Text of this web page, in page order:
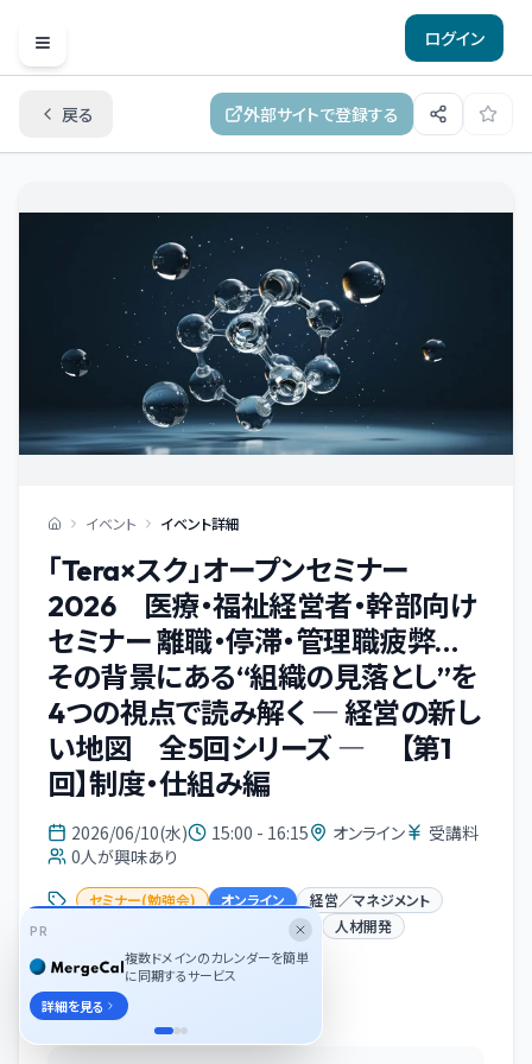
Open menu
ログイン
戻る 外部サイトで登録する
イベント イベント詳細
「Tera×スク」オープンセミナー
2026 医療・福祉経営者・幹部向け
セミナー 離職・停滞・管理職疲弊…
その背景にある“組織の見落とし”を
4つの視点で読み解く ― 経営の新し
い地図 全5回シリーズ ― 【第1
回】制度・仕組み編
2026/06/10(水) 15:00 - 16:15 オンライン
受講料
0人が興味あり
セミナー(勉強会) オンライン
経営／マネジメント
リーダーシップ
人材開発
イベント概要
PR
複数ドメインのカレンダーを簡単
に同期するサービス
詳細を見る